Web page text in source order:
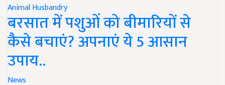
Animal Husbandry
बरसात में पशुओं को बीमारियों से
कैसे बचाएं? अपनाएं ये 5 आसान
उपाय..
News